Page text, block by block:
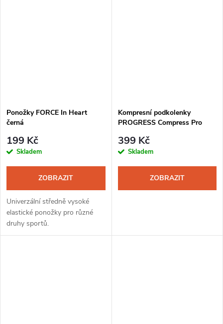
Ponožky FORCE In Heart
černá
199 Kč
Skladem
ZOBRAZIT
Univerzální středně vysoké
elastické ponožky pro různé
druhy sportů.
Kompresní podkolenky
PROGRESS Compress Pro
399 Kč
Skladem
ZOBRAZIT